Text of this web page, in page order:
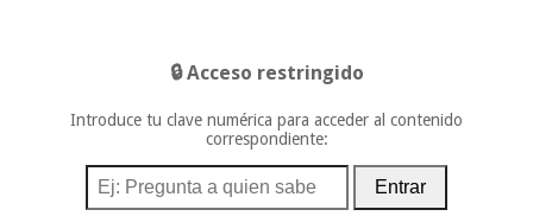
🔒 Acceso restringido
Introduce tu clave numérica para acceder al contenido
correspondiente:
Entrar